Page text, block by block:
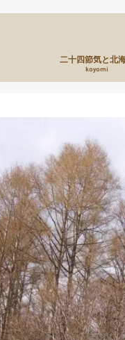
二十四節気と北
koyomi